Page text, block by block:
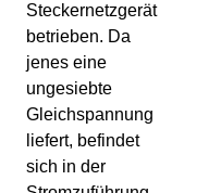
Steckernetzgerät
betrieben. Da
jenes eine
ungesiebte
Gleichspannung
liefert, befindet
sich in der